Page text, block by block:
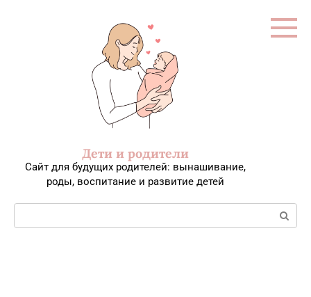
Дети и родители
Сайт для будущих родителей: вынашивание,
роды, воспитание и развитие детей
Поиск: